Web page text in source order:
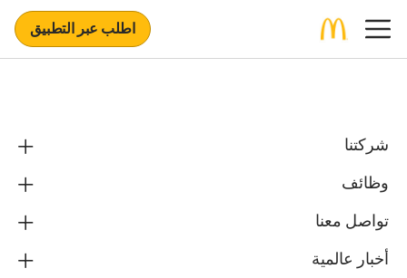
اطلب عبر التطبيق
شركتنا
وظائف
تواصل معنا
أخبار عالمية